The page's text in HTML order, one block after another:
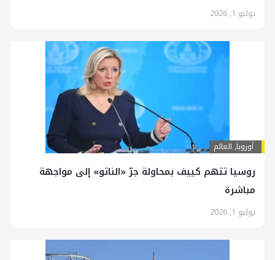
يوليو 1, 2026
أوروبا, العالم
روسيا تتهم كييف بمحاولة جرّ «الناتو» إلى مواجهة
مباشرة
يوليو 1, 2026